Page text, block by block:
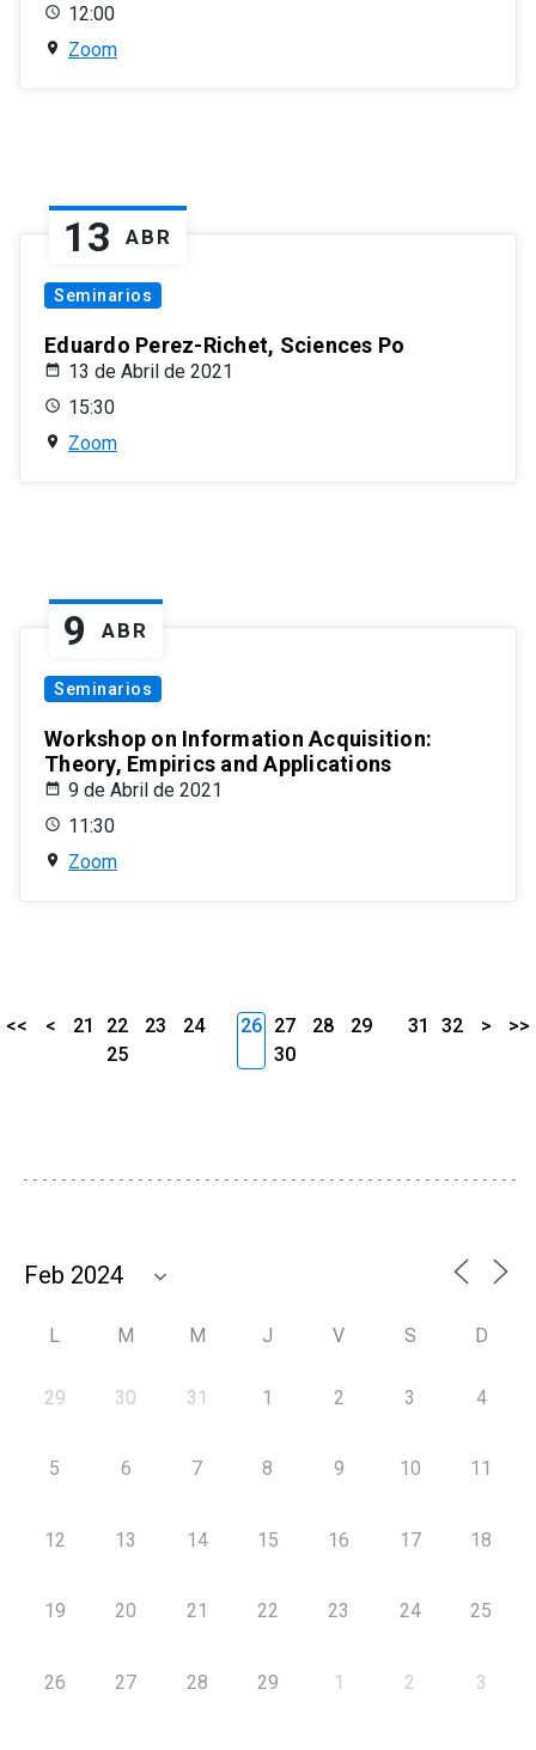
12:00
Zoom
13 ABR
Seminarios
Eduardo Perez-Richet, Sciences Po
13 de Abril de 2021
15:30
Zoom
9 ABR
Seminarios
Workshop on Information Acquisition:
Theory, Empirics and Applications
9 de Abril de 2021
11:30
Zoom
<< < 21 22 23
24
25
26 27 28
29
30
31 32 > >>
L M M J V S D
29 30 31 1 2 3 4
5 6 7 8 9 10 11
12 13 14 15 16 17 18
19 20 21 22 23 24 25
26 27 28 29 1 2 3